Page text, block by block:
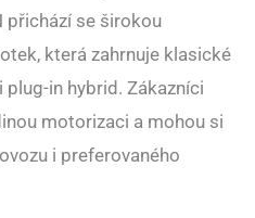
přichází se širokou
která zahrnuje klasické
plug-in hybrid. Zákazníci
motorizaci a mohou si
i preferovaného